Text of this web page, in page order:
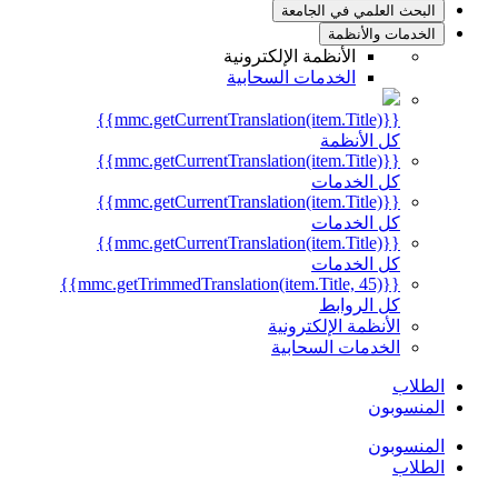
البحث العلمي في الجامعة
الخدمات والأنظمة
الأنظمة الإلكترونية
الخدمات السحابية
{{mmc.getCurrentTranslation(item.Title)}}
كل الأنظمة
{{mmc.getCurrentTranslation(item.Title)}}
كل الخدمات
{{mmc.getCurrentTranslation(item.Title)}}
كل الخدمات
{{mmc.getCurrentTranslation(item.Title)}}
كل الخدمات
{{mmc.getTrimmedTranslation(item.Title, 45)}}
كل الروابط
الأنظمة الإلكترونية
الخدمات السحابية
الطلاب
المنسوبون
المنسوبون
الطلاب